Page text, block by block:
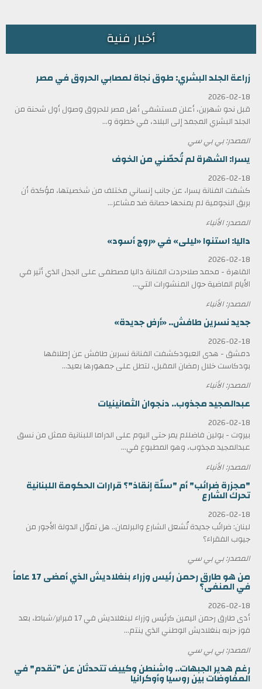
أخبار فنية
زراعة الجلد البشري: طوق نجاة لمصابي الحروق في مصر
2026-02-18
قبل نحو شهرين، أعلن مستشفى أهل مصر للحروق وصول أول شحنة من
الجلد البشري المجمد إلى البلاد، في خطوة و...
المصدر: بي بي سي
يسرا: الشهرة لم تُحصّني من الخوف
2026-02-18
كشفت الفنانة يسرا، عن جانب إنساني مختلف من شخصيتها، مؤكدة أن
بريق النجومية لم يمنحها حصانة ضد مشاعر...
المصدر: الأنباء
داليا: استنوا «ليلى» في «روج أسود»
2026-02-18
القاهرة - محمد صلاحردت الفنانة داليا مصطفى على الجدل الذي أثير في
الأيام الماضية حول المنشورات التي...
المصدر: الأنباء
جديد نسرين طافش.. «أرض جديدة»
2026-02-18
دمشق - هدى العبودكشفت الفنانة نسرين طافش عن إطلاقها
بودكاست خلال رمضان المقبل، لتطل على جمهورها بعيد...
المصدر: الأنباء
عبدالمجيد مجذوب.. دنجوان الثمانينيات
2026-02-18
بيروت - بولين فاضللم يمر حتى اليوم على الدراما اللبنانية ممثل من نسق
عبدالمجيد مجذوب، وهو المطبوع في...
المصدر: الأنباء
"مجزرة ضرائب" أم "سلّة إنقاذ"؟ قرارات الحكومة اللبنانية
تحرك الشارع
2026-02-18
لبنان: ضرائب جديدة تُشعل الشارع والبرلمان.. هل تموّل الدولة الأجور من
جيوب الفقراء؟
المصدر: بي بي سي
من هو طارق رحمن رئيس وزراء بنغلاديش الذي أمضى 17 عاماً
في المنفى؟
2026-02-18
أدى طارق رحمن اليمين كرئيس وزراء لبنغلاديش في 17 فبراير/شباط، بعد
فوز حزبه بنغلاديش الوطني الذي ينتم...
المصدر: بي بي سي
رغم هدير الجبهات.. واشنطن وكييف تتحدثان عن "تقدم" في
المفاوضات بين روسيا وأوكرانيا